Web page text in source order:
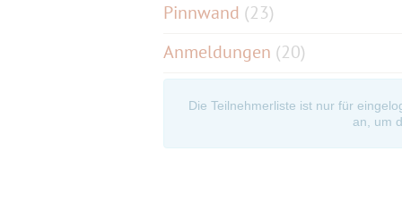
Pinnwand (23)
Anmeldungen (20)
Die Teilnehmerliste ist nur für
an, um